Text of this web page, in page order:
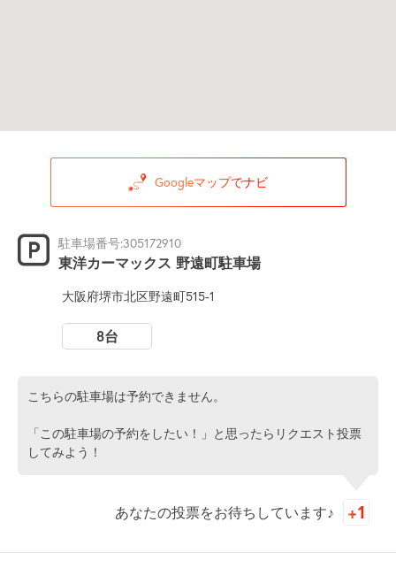
Googleマップでナビ
駐車場番号:305172910
東洋カーマックス 野遠町駐車場
大阪府堺市北区野遠町515-1
8台
こちらの駐車場は予約できません。
「この駐車場の予約をしたい！」と思ったらリクエスト投票
してみよう！
あなたの投票をお待ちしています♪